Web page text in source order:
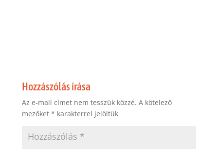
Hozzászólás írása
Az e-mail címet nem tesszük közzé. A kötelező
mezőket * karakterrel jelöltük